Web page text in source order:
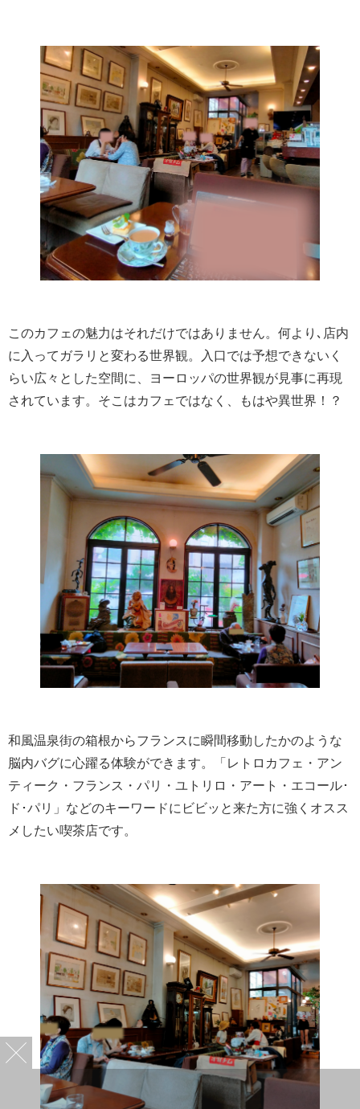
このカフェの魅力はそれだけではありません。何より､店内
に入ってガラリと変わる世界観。入口では予想できないく
らい広々とした空間に、ヨーロッパの世界観が見事に再現
されています。そこはカフェではなく、もはや異世界！？
和風温泉街の箱根からフランスに瞬間移動したかのような
脳内バグに心躍る体験ができます。「レトロカフェ・アン
ティーク・フランス・パリ・ユトリロ・アート・エコール･
ド･パリ」などのキーワードにビビッと来た方に強くオスス
メしたい喫茶店です。